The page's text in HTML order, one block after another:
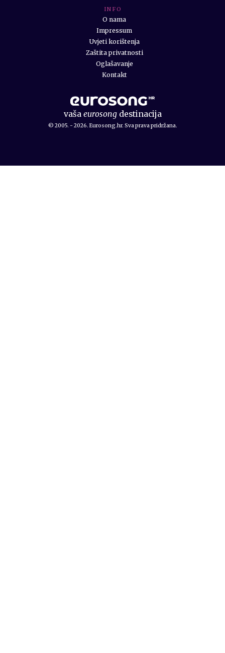
vaša eurosongdestinacija
© 2005. - 2026. Eurosong.hr. Sva prava pridržana.
I N F O
O nama
Impressum
Uvjeti korištenja
Zaštita privatnosti
Oglašavanje
Kontakt